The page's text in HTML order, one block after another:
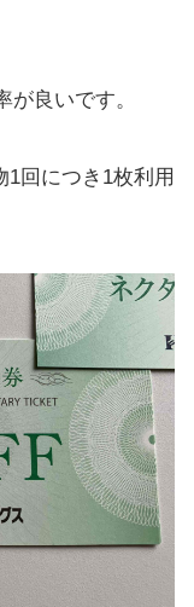
良いです。
回につき1枚利用